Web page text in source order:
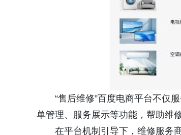
“售后维修”百度电商平台不仅
单管理、服务展示等功能，帮助维
在平台机制引导下，维修服务